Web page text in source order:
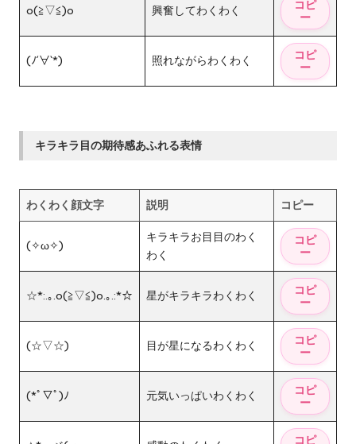
o(≧▽≦)o 興奮してわくわく
(ﾉ´∀`*) 照れながらわくわく
キラキラ目の期待感あふれる表情
わくわく顔文字 説明 コピー
(✧ω✧)
キラキラお目目のわく
わく
☆*:.｡.o(≧▽≦)o.｡.:*☆ 星がキラキラわくわく
(☆▽☆) 目が星になるわくわく
(*ﾟ▽ﾟ)ﾉ 元気いっぱいわくわく